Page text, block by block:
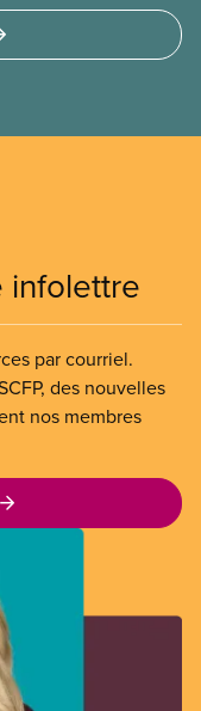
des
programme
infolettre
par courriel.
des nouvelles
nos membres